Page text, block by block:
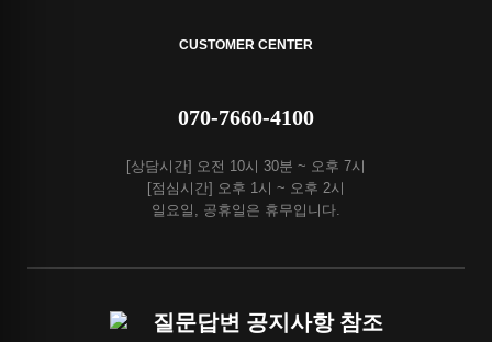
CUSTOMER CENTER
070-7660-4100
[상담시간] 오전 10시 30분 ~ 오후 7시
[점심시간] 오후 1시 ~ 오후 2시
일요일, 공휴일은 휴무입니다.
질문답변 공지사항 참조